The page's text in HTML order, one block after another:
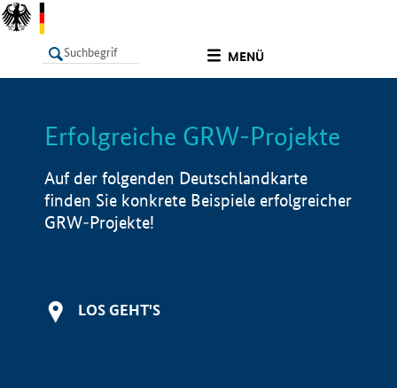
MENÜ
LISTE Info
Erfolgreiche GRW-Projekte
Auf der folgenden Deutschlandkarte
finden Sie konkrete Beispiele erfolgreicher
GRW-Projekte!
LOS GEHT'S